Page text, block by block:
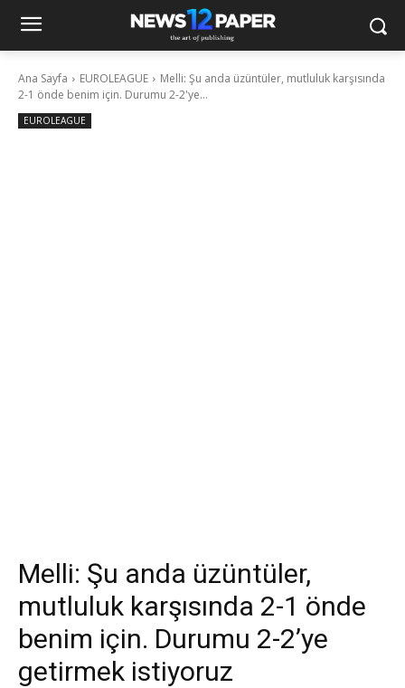
Ana Sayfa EUROLEAGUE
Melli: Şu anda üzüntüler, mutluluk karşısında
2-1 önde benim için. Durumu 2-2'ye...
EUROLEAGUE
Melli: Şu anda üzüntüler,
mutluluk karşısında 2-1 önde
benim için. Durumu 2-2’ye
getirmek istiyoruz